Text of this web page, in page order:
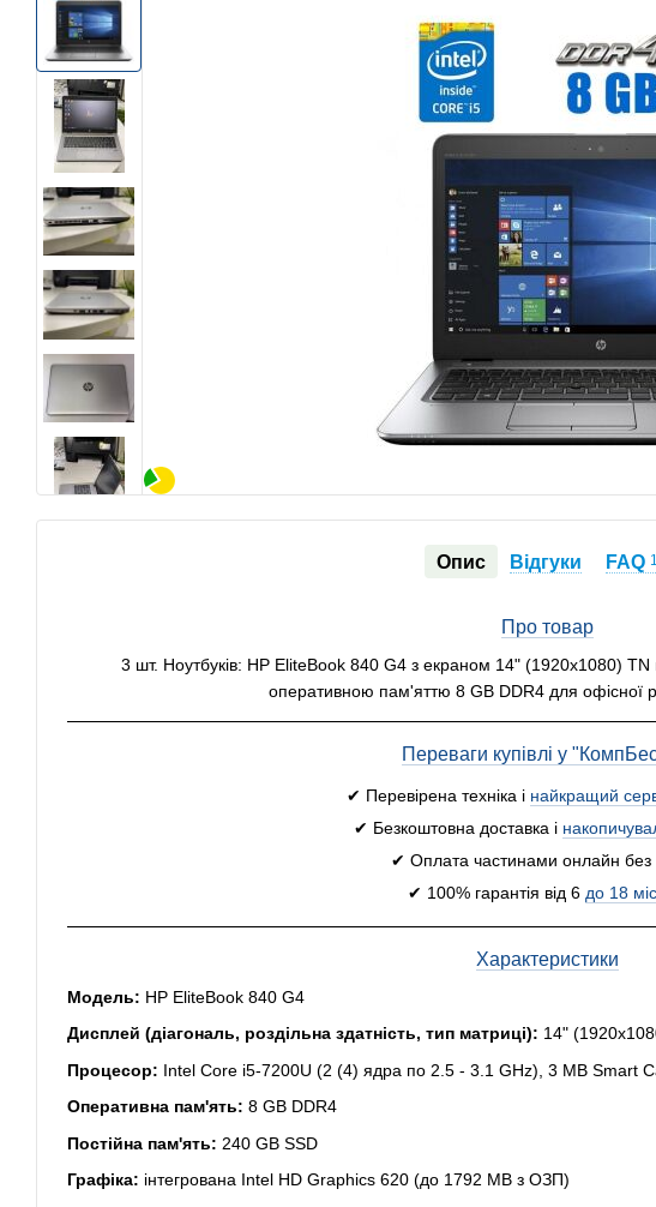
Опис Відгуки FAQ 1
Про товар
3 шт. Ноутбуків: HP EliteBook 840 G4 з екраном 14" (1920x1080)
оперативною пам'яттю 8 GB DDR4 для офісної
Переваги купівлі у
✔ Перевірена техніка і найкращий
✔ Безкоштовна доставка і
✔ Оплата частинами онлайн без
✔ 100% гарантія від 6 до 18
Характеристики
Модель: HP EliteBook 840 G4
Дисплей (діагональ, роздільна здатність, тип матриці): 14"
Процесор: Intel Core i5-7200U (2 (4) ядра по 2.5 - 3.1 GHz), 3 MB Smart
Оперативна пам'ять: 8 GB DDR4
Постійна пам'ять: 240 GB SSD
Графіка: інтегрована Intel HD Graphics 620 (до 1792 MB з ОЗП)